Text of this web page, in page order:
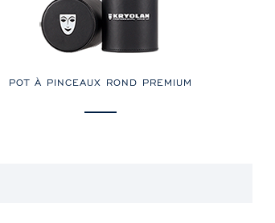
POT À PINCEAUX ROND PREMIUM